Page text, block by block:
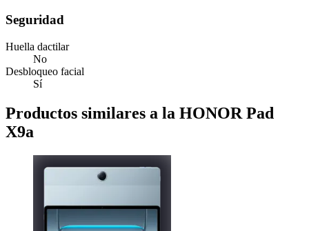
Seguridad
Huella dactilar
No
Desbloqueo facial
Sí
Productos similares a la HONOR Pad
X9a